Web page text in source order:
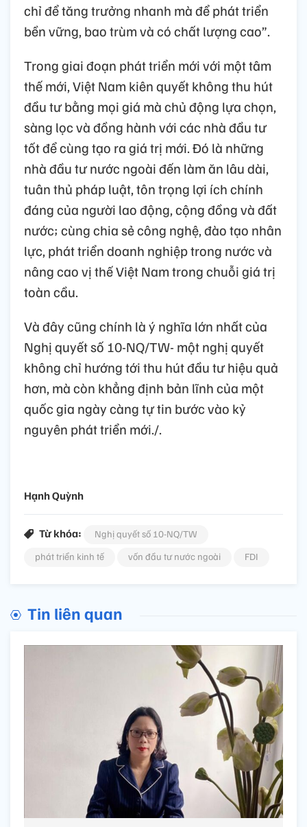
chỉ để tăng trưởng nhanh mà để phát triển
bền vững, bao trùm và có chất lượng cao”.
Trong giai đoạn phát triển mới với một tâm
thế mới, Việt Nam kiên quyết không thu hút
đầu tư bằng mọi giá mà chủ động lựa chọn,
sàng lọc và đồng hành với các nhà đầu tư
tốt để cùng tạo ra giá trị mới. Đó là những
nhà đầu tư nước ngoài đến làm ăn lâu dài,
tuân thủ pháp luật, tôn trọng lợi ích chính
đáng của người lao động, cộng đồng và đất
nước; cùng chia sẻ công nghệ, đào tạo nhân
lực, phát triển doanh nghiệp trong nước và
nâng cao vị thế Việt Nam trong chuỗi giá trị
toàn cầu.
Và đây cũng chính là ý nghĩa lớn nhất của
Nghị quyết số 10-NQ/TW- một nghị quyết
không chỉ hướng tới thu hút đầu tư hiệu quả
hơn, mà còn khẳng định bản lĩnh của một
quốc gia ngày càng tự tin bước vào kỷ
nguyên phát triển mới./.
Hạnh Quỳnh
Từ khóa:
Nghị quyết số 10-NQ/TW
phát triển kinh tế
vốn đầu tư nước ngoài FDI
Tin liên quan